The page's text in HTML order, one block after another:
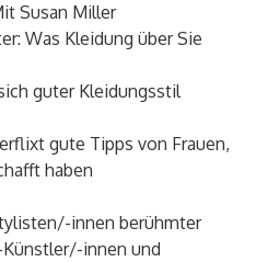
Susan Miller
Was Kleidung über Sie
guter Kleidungsstil
gute Tipps von Frauen,
haben
innen berühmter
innen und